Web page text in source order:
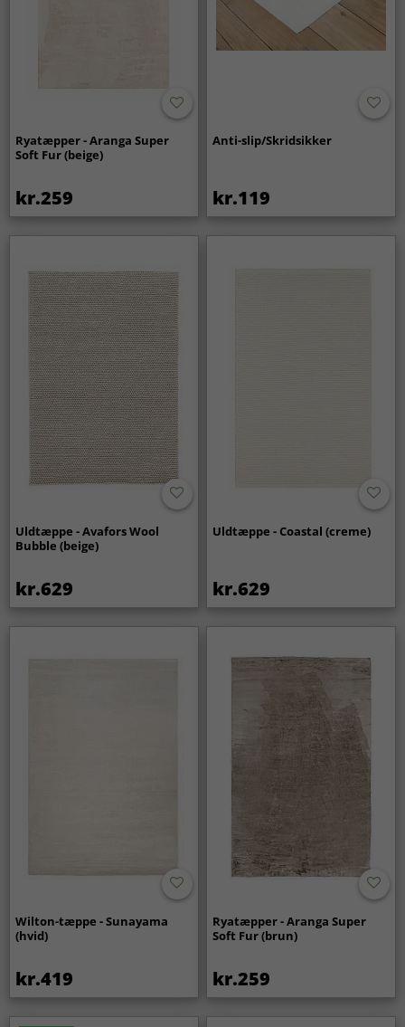
Ryatæpper - Aranga Super
Soft Fur (beige)
kr.259
Anti-slip/Skridsikker
kr.119
Uldtæppe - Avafors Wool
Bubble (beige)
kr.629
Uldtæppe - Coastal (creme)
kr.629
Wilton-tæppe - Sunayama
(hvid)
kr.419
Ryatæpper - Aranga Super
Soft Fur (brun)
kr.259